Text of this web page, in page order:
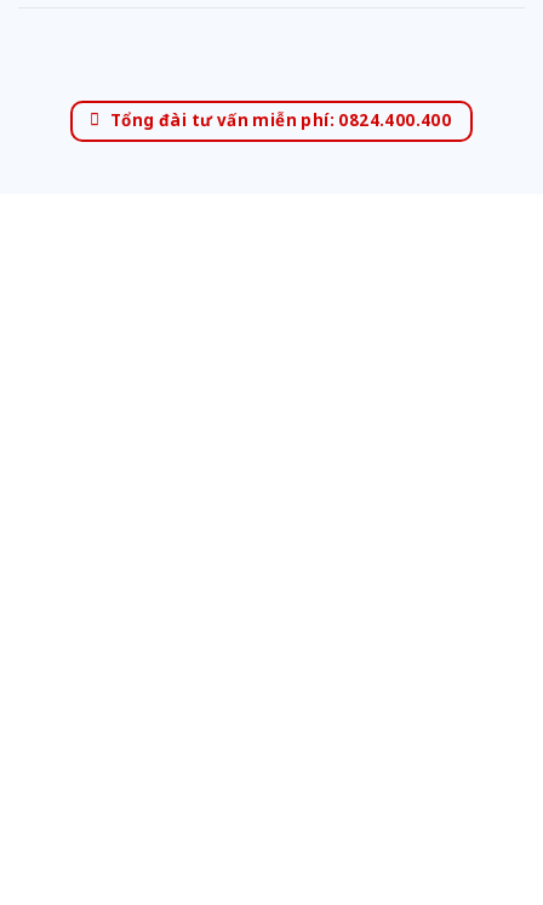
Tổng đài tư vấn miễn phí: 0824.400.400